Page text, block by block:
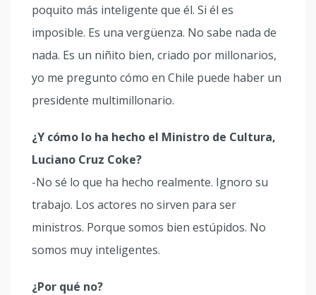
poquito más inteligente que él. Si él es
imposible. Es una vergüenza. No sabe nada de
nada. Es un niñito bien, criado por millonarios,
yo me pregunto cómo en Chile puede haber un
presidente multimillonario.
¿Y cómo lo ha hecho el Ministro de Cultura,
Luciano Cruz Coke?
-No sé lo que ha hecho realmente. Ignoro su
trabajo. Los actores no sirven para ser
ministros. Porque somos bien estúpidos. No
somos muy inteligentes.
¿Por qué no?